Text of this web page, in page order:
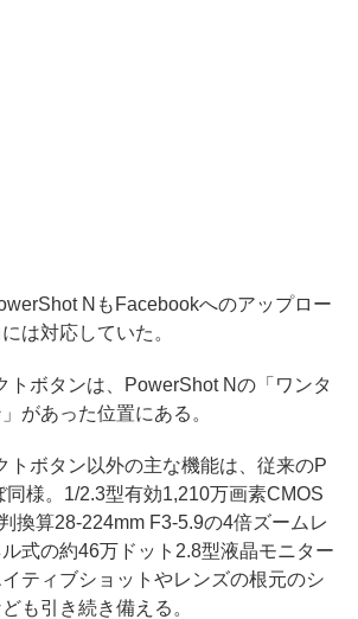
NもFacebookへのアップロー
は対応していた。
ボタンは、PowerShot Nの「ワンタ
があった位置にある。
ボタン以外の主な機能は、従来のP
様。1/2.3型有効1,210万画素CMOS
換算28-224mm F3-5.9の4倍ズームレ
式の約46万ドット2.8型液晶モニター
ティブショットやレンズの根元のシ
も引き続き備える。